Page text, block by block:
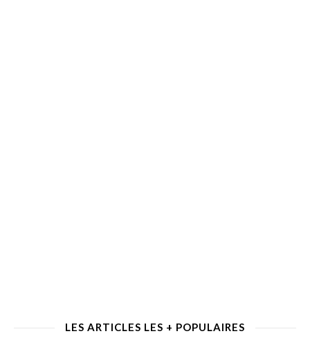
LES ARTICLES LES + POPULAIRES